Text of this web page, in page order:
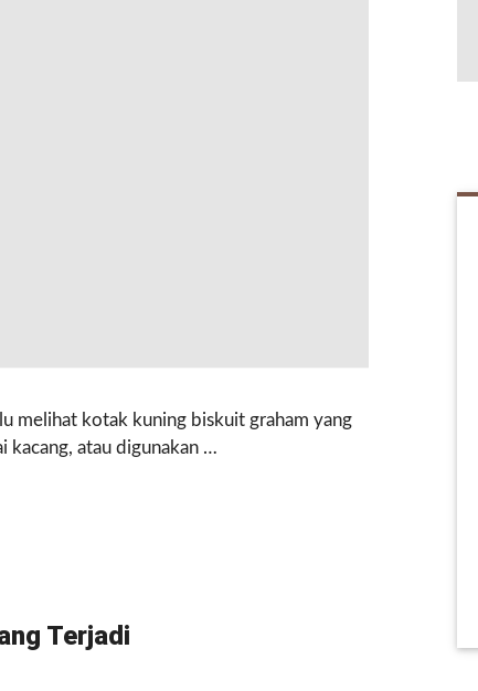
melihat kotak kuning biskuit graham yang
kacang, atau digunakan …
Terjadi